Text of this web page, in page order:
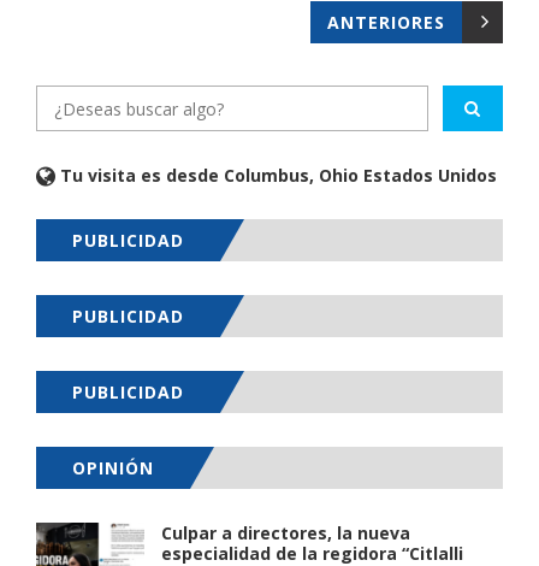
ANTERIORES
Tu visita es desde Columbus, Ohio Estados Unidos
PUBLICIDAD
PUBLICIDAD
PUBLICIDAD
OPINIÓN
Culpar a directores, la nueva
especialidad de la regidora “Citlalli